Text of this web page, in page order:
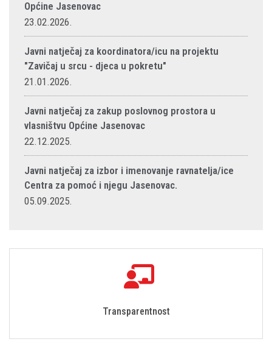
Općine Jasenovac
23.02.2026.
Javni natječaj za koordinatora/icu na projektu
"Zavičaj u srcu - djeca u pokretu"
21.01.2026.
Javni natječaj za zakup poslovnog prostora u
vlasništvu Općine Jasenovac
22.12.2025.
Javni natječaj za izbor i imenovanje ravnatelja/ice
Centra za pomoć i njegu Jasenovac.
05.09.2025.
Transparentnost